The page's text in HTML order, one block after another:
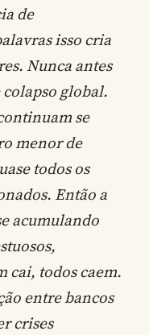
de
isso cria
Nunca antes
colapso global.
se
menor de
todos os
Então a
acumulando
cai, todos caem.
entre bancos
crises